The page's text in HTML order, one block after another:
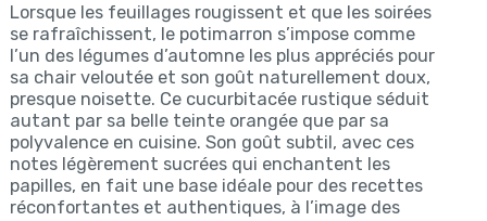
Lorsque les feuillages rougissent et que les soirées
se rafraîchissent, le potimarron s’impose comme
l’un des légumes d’automne les plus appréciés pour
sa chair veloutée et son goût naturellement doux,
presque noisette. Ce cucurbitacée rustique séduit
autant par sa belle teinte orangée que par sa
polyvalence en cuisine. Son goût subtil, avec ces
notes légèrement sucrées qui enchantent les
papilles, en fait une base idéale pour des recettes
réconfortantes et authentiques, à l’image des